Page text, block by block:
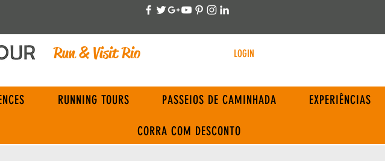
Run & Visit Rio LOGIN
RUNNING TOURS PASSEIOS DE CAMINHADA EXPERIÊNCIAS
CORRA COM DESCONTO